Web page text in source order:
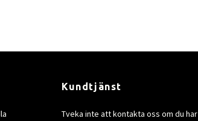
Kundtjänst
Tveka inte att kontakta oss om du har